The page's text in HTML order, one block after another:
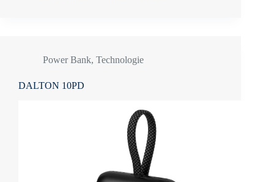
Power Bank, Technologie
DALTON 10PD